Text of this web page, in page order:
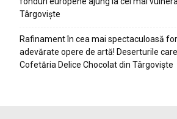
Târgoviște
Rafinament în cea mai spectaculoasă
adevărate opere de artă! Deserturile
Cofetăria Delice Chocolat din Târgoviște